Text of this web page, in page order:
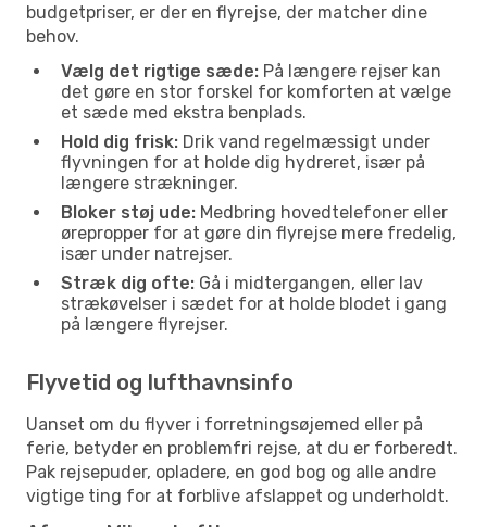
budgetpriser, er der en flyrejse, der matcher dine
behov.
Vælg det rigtige sæde: På længere rejser kan
det gøre en stor forskel for komforten at vælge
et sæde med ekstra benplads.
Hold dig frisk: Drik vand regelmæssigt under
flyvningen for at holde dig hydreret, især på
længere strækninger.
Bloker støj ude: Medbring hovedtelefoner eller
ørepropper for at gøre din flyrejse mere fredelig,
især under natrejser.
Stræk dig ofte: Gå i midtergangen, eller lav
strækøvelser i sædet for at holde blodet i gang
på længere flyrejser.
Flyvetid og lufthavnsinfo
Uanset om du flyver i forretningsøjemed eller på
ferie, betyder en problemfri rejse, at du er forberedt.
Pak rejsepuder, opladere, en god bog og alle andre
vigtige ting for at forblive afslappet og underholdt.